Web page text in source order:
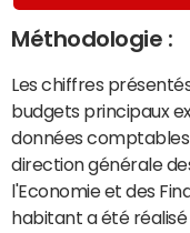
Méthodologie :
Les chiffres
budgets principaux
données
direction générale
l'Economie et des
habitant a été